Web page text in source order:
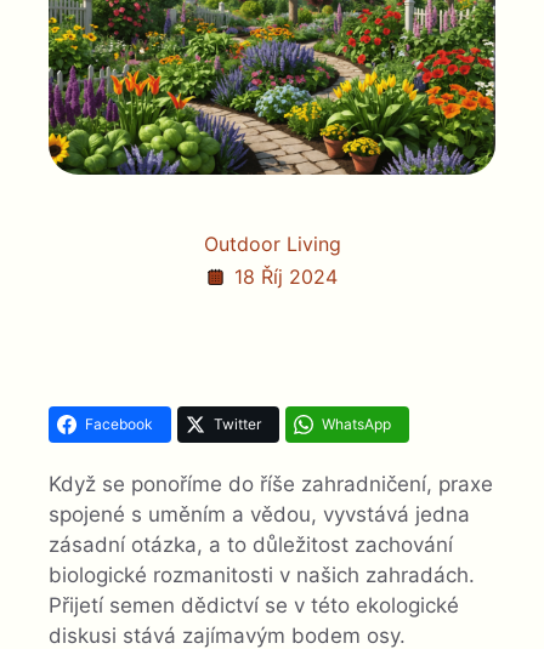
Outdoor Living
18 Říj 2024
Facebook Twitter WhatsApp
Když se ponoříme do říše zahradničení, praxe
spojené s uměním a vědou, vyvstává jedna
zásadní otázka, a to důležitost zachování
biologické rozmanitosti v našich zahradách.
Přijetí semen dědictví se v této ekologické
diskusi stává zajímavým bodem osy.